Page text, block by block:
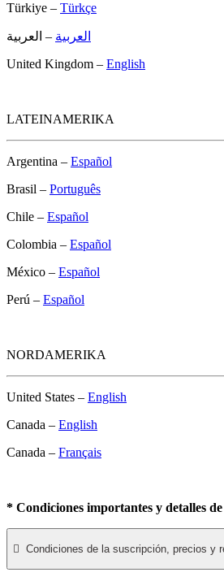
Türkiye – Türkçe
العربية – العربية
United Kingdom – English
LATEINAMERIKA
Argentina – Español
Brasil – Português
Chile – Español
Colombia – Español
México – Español
Perú – Español
NORDAMERIKA
United States – English
Canada – English
Canada – Français
* Condiciones importantes y detalles
 Condiciones de la suscripción, precios y